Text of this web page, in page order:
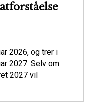
2026, og trer i
2027. Selv om
2027 vil